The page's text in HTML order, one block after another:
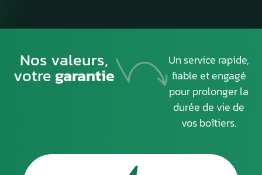
Nos valeurs,
votregarantie
Un service rapide,
fiable et engagé
pour prolonger la
durée de vie de
vos boîtiers.